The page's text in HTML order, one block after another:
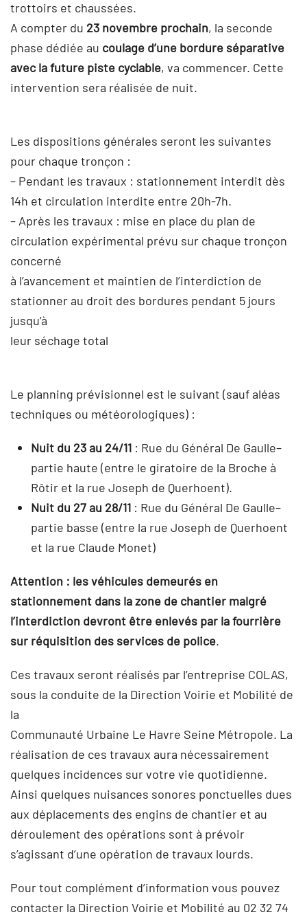
trottoirs et chaussées.
A compter du 23 novembre prochain, la seconde
phase dédiée au coulage d’une bordure séparative
avec la future piste cyclable, va commencer. Cette
intervention sera réalisée de nuit.
Les dispositions générales seront les suivantes
pour chaque tronçon :
– Pendant les travaux : stationnement interdit dès
14h et circulation interdite entre 20h-7h.
– Après les travaux : mise en place du plan de
circulation expérimental prévu sur chaque tronçon
concerné
à l’avancement et maintien de l’interdiction de
stationner au droit des bordures pendant 5 jours
jusqu’à
leur séchage total
Le planning prévisionnel est le suivant (sauf aléas
techniques ou météorologiques) :
Nuit du 23 au 24/11 : Rue du Général De Gaulle–
partie haute (entre le giratoire de la Broche à
Rôtir et la rue Joseph de Querhoent).
Nuit du 27 au 28/11 : Rue du Général De Gaulle–
partie basse (entre la rue Joseph de Querhoent
et la rue Claude Monet)
Attention : les véhicules demeurés en
stationnement dans la zone de chantier malgré
l’interdiction devront être enlevés par la fourrière
sur réquisition des services de police.
Ces travaux seront réalisés par l’entreprise COLAS,
sous la conduite de la Direction Voirie et Mobilité de
la
Communauté Urbaine Le Havre Seine Métropole. La
réalisation de ces travaux aura nécessairement
quelques incidences sur votre vie quotidienne.
Ainsi quelques nuisances sonores ponctuelles dues
aux déplacements des engins de chantier et au
déroulement des opérations sont à prévoir
s’agissant d’une opération de travaux lourds.
Pour tout complément d’information vous pouvez
contacter la Direction Voirie et Mobilité au 02 32 74